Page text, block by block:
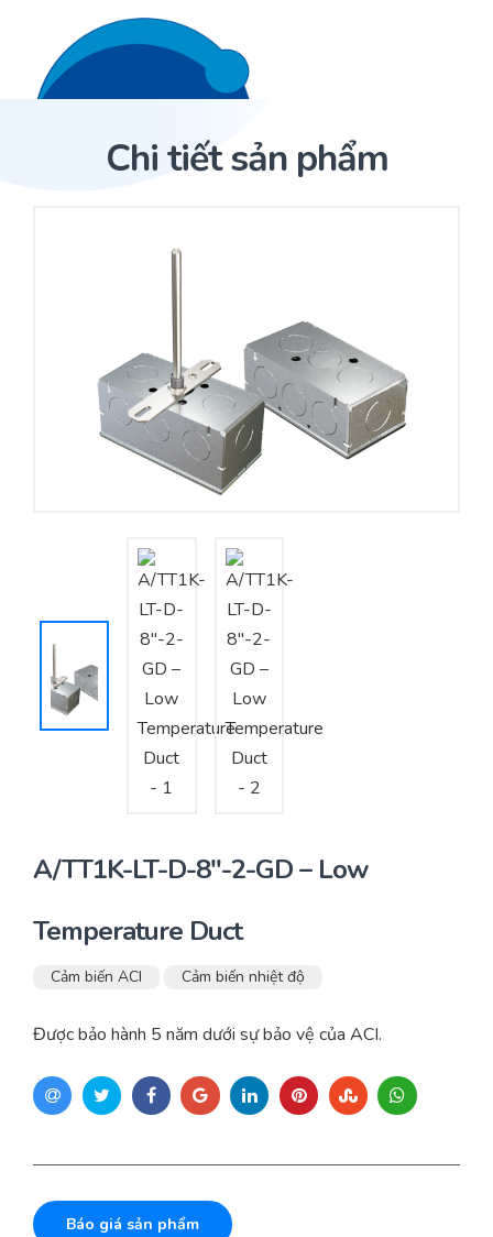
Trang Chủ
Nhà phân phối cảm biến
Nhà sản xuất thiết bị điều khiển
Cung cấp giải pháp quản lý cho toà nhà (BMS)
Tư vấn – Thiết kế – Cung cấp thiết bị HVAC
Tư vấn thiết kế, thi công tủ điều khiển
Thi công – Lắp đặt hệ thống HVAC
Chi tiết sản phẩm
A/TT1K-LT-D-8″-2-GD – Low
Temperature Duct
Cảm biến ACI Cảm biến nhiệt độ
Được bảo hành 5 năm dưới sự bảo vệ của ACI.
Báo giá sản phẩm